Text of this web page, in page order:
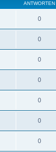
ANTWORTEN
0
0
0
0
0
0
0